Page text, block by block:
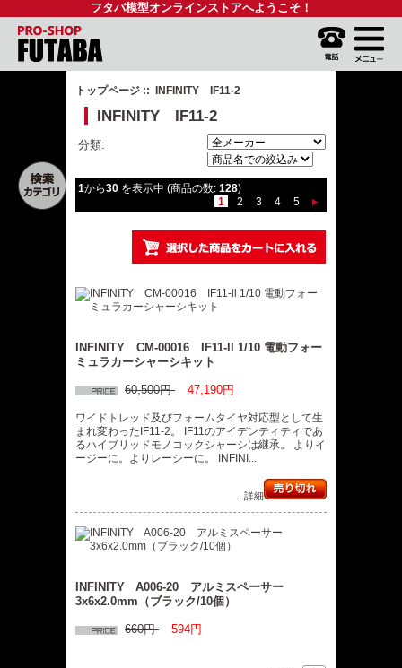
フタバ模型オンラインストアへようこそ！
トップページ :: INFINITY IF11-2
INFINITY IF11-2
分類:
1から30を表示中 (商品の数: 128)
1
2 3 4 5
INFINITY CM-00016 IF11-ll 1/10 電動フォー
ミュラカーシャーシキット
60,500円 47,190円
ワイドトレッド及びフォームタイヤ対応型として生
まれ変わったIF11-2。 IF11のアイデンティティであ
るハイブリッドモノコックシャーシは継承。 よりイ
ージーに。よりレーシーに。 INFINI...
...詳細
INFINITY A006-20 アルミスペーサー
3x6x2.0mm（ブラック/10個）
660円 594円